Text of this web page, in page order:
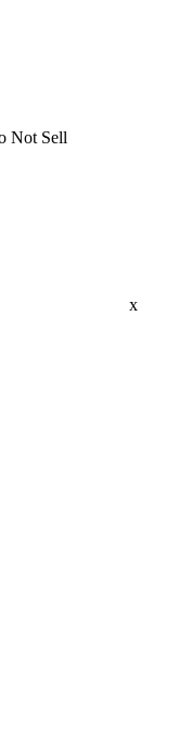
Not Sell
x